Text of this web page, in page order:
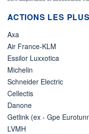
ACTIONS LES
Axa
Air France-KLM
Essilor Luxxotica
Michelin
Schneider Electric
Cellectis
Danone
Getlink (ex - Gpe
LVMH